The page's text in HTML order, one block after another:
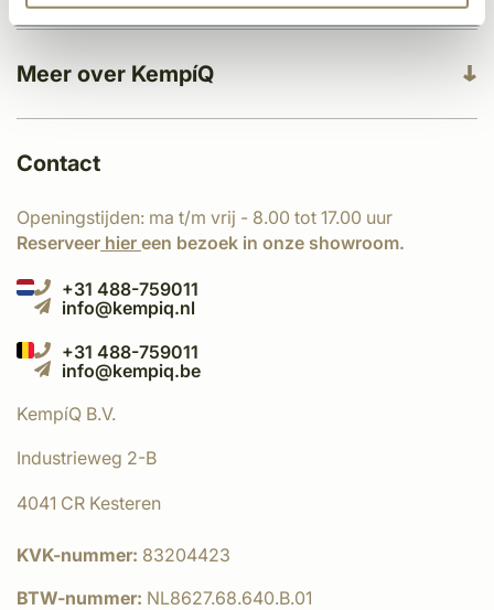
Meer over KempíQ
Contact
Openingstijden: ma t/m vrij - 8.00 tot 17.00 uur
Reserveer hier een bezoek in onze showroom.
+31 488-759011
info@kempiq.nl
+31 488-759011
info@kempiq.be
KempíQ B.V.
Industrieweg 2-B
4041 CR Kesteren
KVK-nummer: 83204423
BTW-nummer: NL8627.68.640.B.01